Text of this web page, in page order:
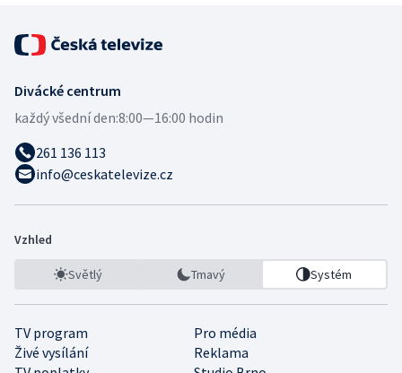
Divácké centrum
každý všední den:8:00—16:00 hodin
261 136 113
info@ceskatelevize.cz
Vzhled
Světlý Tmavý Systém
TV program
Pro média
Živé vysílání
Reklama